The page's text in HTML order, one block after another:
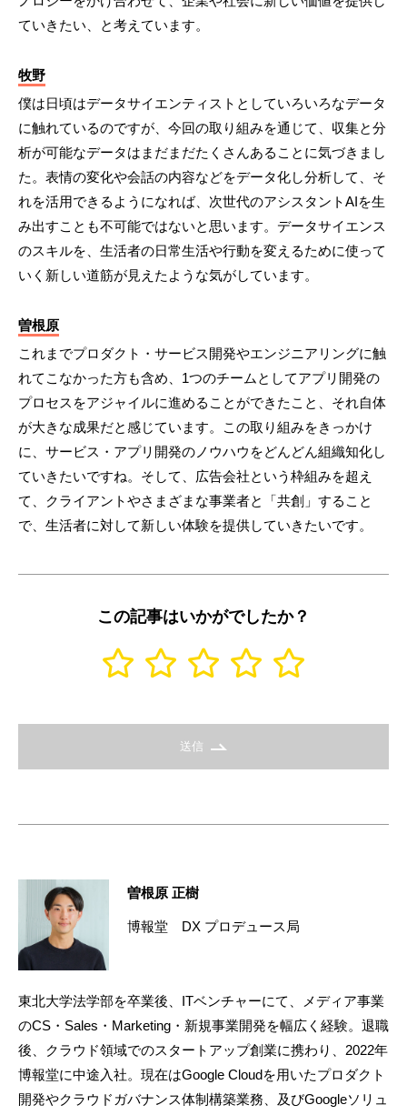
ていきたい、と考えています。
牧野
僕は日頃はデータサイエンティストとしていろいろなデータ
に触れているのですが、今回の取り組みを通じて、収集と分
析が可能なデータはまだまだたくさんあることに気づきまし
た。表情の変化や会話の内容などをデータ化し分析して、そ
れを活用できるようになれば、次世代のアシスタントAIを生
み出すことも不可能ではないと思います。データサイエンス
のスキルを、生活者の日常生活や行動を変えるために使って
いく新しい道筋が見えたような気がしています。
曽根原
これまでプロダクト・サービス開発やエンジニアリングに触
れてこなかった方も含め、1つのチームとしてアプリ開発の
プロセスをアジャイルに進めることができたこと、それ自体
が大きな成果だと感じています。この取り組みをきっかけ
に、サービス・アプリ開発のノウハウをどんどん組織知化し
ていきたいですね。そして、広告会社という枠組みを超え
て、クライアントやさまざまな事業者と「共創」すること
で、生活者に対して新しい体験を提供していきたいです。
この記事はいかがでしたか？
送信
曽根原 正樹
博報堂 DX プロデュース局
東北大学法学部を卒業後、ITベンチャーにて、メディア事業
のCS・Sales・Marketing・新規事業開発を幅広く経験。退職
後、クラウド領域でのスタートアップ創業に携わり、2022年
博報堂に中途入社。現在はGoogle Cloudを用いたプロダクト
開発やクラウドガバナンス体制構築業務、及びGoogleソリュ